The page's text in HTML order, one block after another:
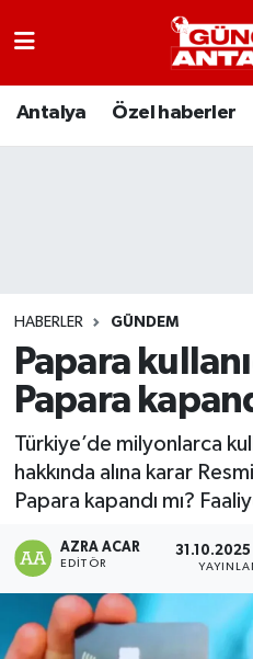
Antalya Özel haberler
HABERLER GÜNDEM
Papara
Papara
Türkiye’de milyonlarca
hakkında alına karar
Papara kapandı mı?
AZRA ACAR
EDITÖR
Antalya
Eğitim
Ekonomi
Gündem
Özel haberler
Nöbetçi Eczaneler
Tüm Manşetler
Son Dakika Haberleri
Haber Arşivi